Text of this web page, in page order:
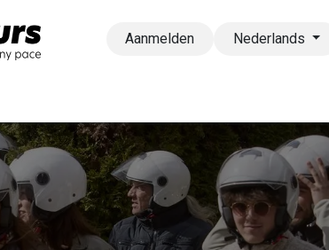
Aanmelden Nederlands